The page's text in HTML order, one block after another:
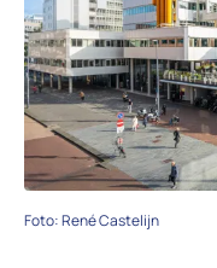
Foto: René Castelijn